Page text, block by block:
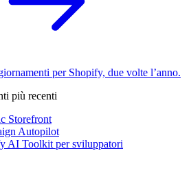
per Shopify, due volte l’anno.
più recenti
Storefront
Autopilot
AI Toolkit per sviluppatori